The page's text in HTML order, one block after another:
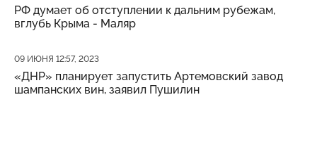
РФ думает об отступлении к дальним рубежам,
вглубь Крыма - Маляр
Дата публикации
09 ИЮНЯ 12:57, 2023
«ДНР» планирует запустить Артемовский завод
шампанских вин, заявил Пушилин